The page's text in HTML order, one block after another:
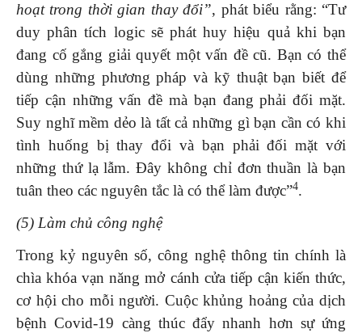
hoạt trong thời gian thay đổi”, phát biểu rằng: “Tư
duy phân tích logic sẽ phát huy hiệu quả khi bạn
đang cố gắng giải quyết một vấn đề cũ. Bạn có thể
dùng những phương pháp và kỹ thuật bạn biết để
tiếp cận những vấn đề mà bạn đang phải đối mặt.
Suy nghĩ mềm dẻo là tất cả những gì bạn cần có khi
tình huống bị thay đổi và bạn phải đối mặt với
những thứ lạ lẫm. Đây không chỉ đơn thuần là bạn
tuân theo các nguyên tắc là có thể làm được”4.
(5) Làm chủ công nghệ
Trong kỷ nguyên số, công nghệ thông tin chính là
chìa khóa vạn năng mở cánh cửa tiếp cận kiến thức,
cơ hội cho mỗi người. Cuộc khủng hoảng của dịch
bệnh Covid-19 càng thúc đẩy nhanh hơn sự ứng